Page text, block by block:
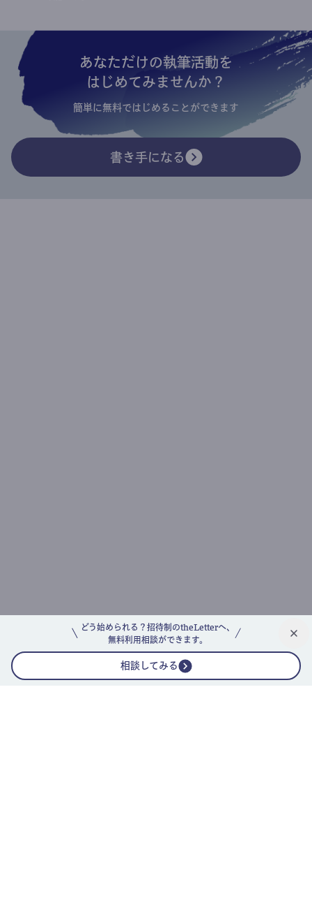
どう始められる？招待制のtheLetterへ、
無料利用相談ができます。
相談してみる
あなただけの執筆活動を
はじめてみませんか？
簡単に無料ではじめることができます
書き手になる